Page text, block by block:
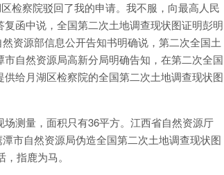
检察院驳回了我的申请。我不服，向最高人民
函中说，全国第二次土地调查现状图证明彭明
资源部信息公开告知书明确说，第二次全国土
自然资源局高新分局明确告知，在第二次全国
给月湖区检察院的全国第二次土地调查现状图
测量，面积只有36平方。江西省自然资源厅
市自然资源局伪造全国第二次土地调查现状图
指鹿为马。